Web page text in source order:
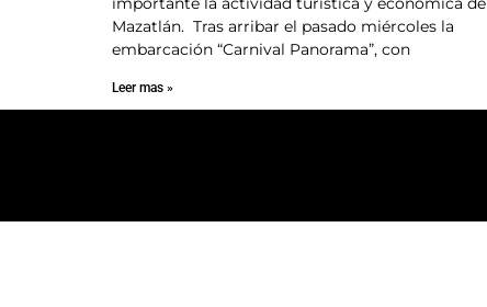
Mazatlán. Tras arribar el pasado miércoles la
embarcación “Carnival Panorama”, con
Leer mas »